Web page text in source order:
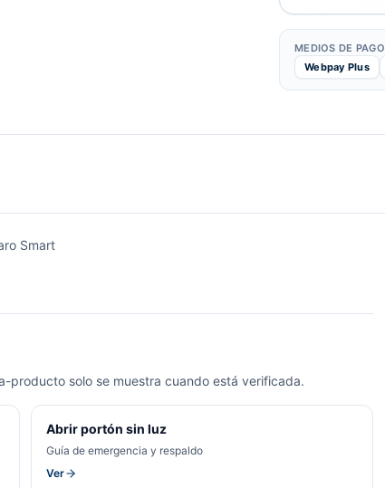
MEDIOS DE PAGO
Webpay Plus
Smart
producto solo se muestra cuando está verificada.
Abrir portón sin luz
Guía de emergencia y respaldo
Ver